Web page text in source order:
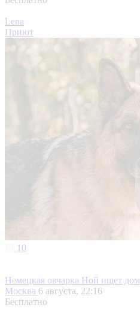
Lena
Приют
10
Немецкая овчарка Ной ищет дом
Москва 6 августа, 22:16
Бесплатно